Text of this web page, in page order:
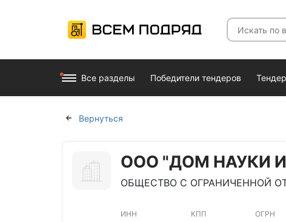
Все разделы Победители тендеров
Вернуться
ООО "ДОМ НАУКИ
ОБЩЕСТВО С ОГРАНИЧЕННОЙ
ИНН КПП ОГРН